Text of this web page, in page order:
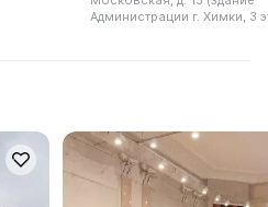
Администрации г. Химки, 3